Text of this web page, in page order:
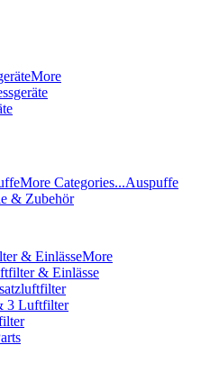
More
More Categories...Auspuffe
& Zubehör
& EinlässeMore
& Einlässe
3 Luftfilter